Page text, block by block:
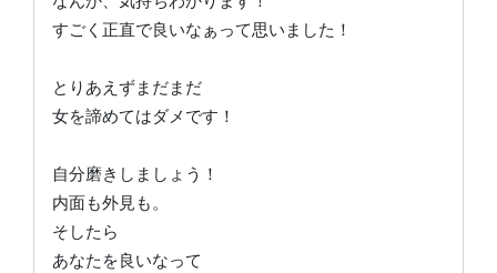
すごく正直で良いなぁって思いました！
とりあえずまだまだ
女を諦めてはダメです！
自分磨きしましょう！
内面も外見も。
そしたら
あなたを良いなって